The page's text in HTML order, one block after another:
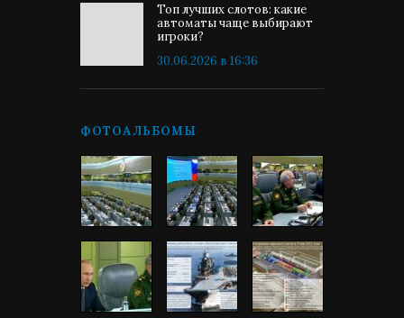
Топ лучших слотов: какие
автоматы чаще выбирают
игроки?
30.06.2026 в 16:36
ФОТОАЛЬБОМЫ